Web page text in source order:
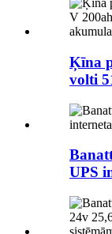
Ķīna
volti
UPS